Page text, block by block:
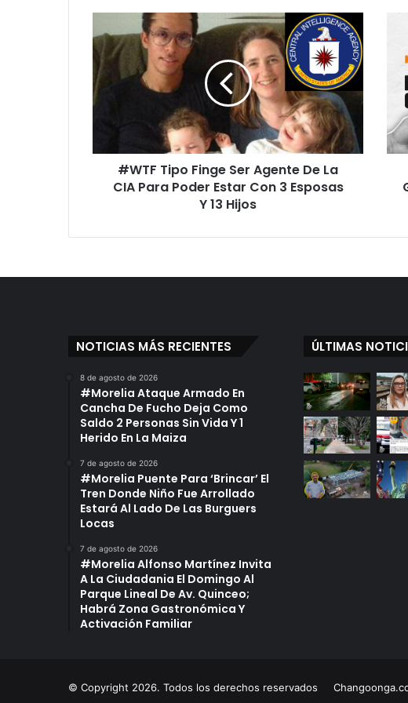
W
T
F
T
i
F
S
t
D
e
L
a
I
A
P
a
r
a
P
o
d
e
r
a
#WTF Tipo Finge Ser Agente De La
CIA Para Poder Estar Con 3 Esposas
Y 13 Hijos
e
c
R
A
a
s
o
l
i
n
a
z
o
NOTICIAS MÁS RECIENTES
8 de agosto de 2026
#Morelia Ataque Armado En
Cancha De Fucho Deja Como
Saldo 2 Personas Sin Vida Y 1
Herido En La Maiza
7 de agosto de 2026
#Morelia Puente Para ‘Brincar’ El
Tren Donde Niño Fue Arrollado
Estará Al Lado De Las Burguers
Locas
7 de agosto de 2026
#Morelia Alfonso Martínez Invita
A La Ciudadania El Domingo Al
Parque Lineal De Av. Quinceo;
Habrá Zona Gastronómica Y
Activación Familiar
ÚLTIMAS
© Copyright 2026. Todos los derechos reservados